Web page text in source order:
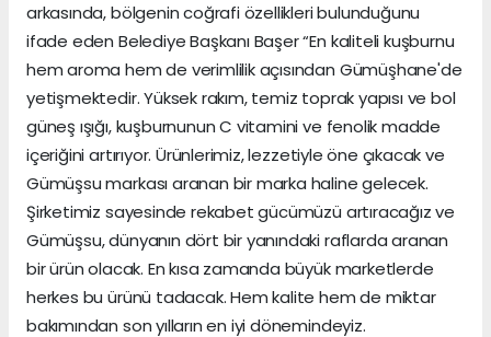
arkasında, bölgenin coğrafi özellikleri bulunduğunu
ifade eden Belediye Başkanı Başer “En kaliteli kuşburnu
hem aroma hem de verimlilik açısından Gümüşhane'de
yetişmektedir. Yüksek rakım, temiz toprak yapısı ve bol
güneş ışığı, kuşburnunun C vitamini ve fenolik madde
içeriğini artırıyor. Ürünlerimiz, lezzetiyle öne çıkacak ve
Gümüşsu markası aranan bir marka haline gelecek.
Şirketimiz sayesinde rekabet gücümüzü artıracağız ve
Gümüşsu, dünyanın dört bir yanındaki raflarda aranan
bir ürün olacak. En kısa zamanda büyük marketlerde
herkes bu ürünü tadacak. Hem kalite hem de miktar
bakımından son yılların en iyi dönemindeyiz.